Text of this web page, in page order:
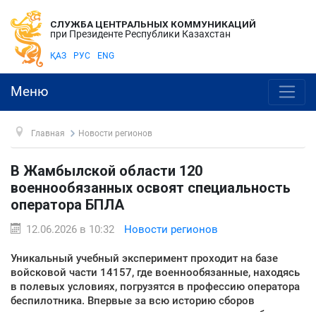
СЛУЖБА ЦЕНТРАЛЬНЫХ КОММУНИКАЦИЙ
при Президенте Республики Казахстан
ҚАЗ РУС ENG
Меню
Главная Новости регионов
В Жамбылской области 120
военнообязанных освоят специальность
оператора БПЛА
12.06.2026 в 10:32 Новости регионов
Уникальный учебный эксперимент проходит на базе
войсковой части 14157, где военнообязанные, находясь
в полевых условиях, погрузятся в профессию оператора
беспилотника. Впервые за всю историю сборов